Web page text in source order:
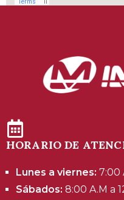
HORARIO DE
Lunes a viernes: 7:00
Sábados: 8:00 A.M a